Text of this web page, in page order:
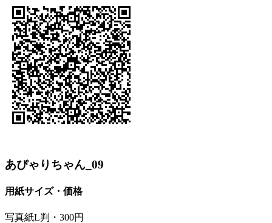
あぴゃりちゃん_09
用紙サイズ・価格
写真紙L判・300円